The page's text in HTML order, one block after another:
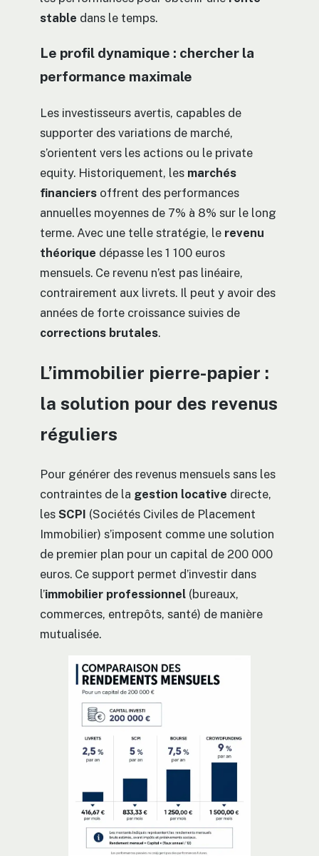
stable dans le temps.
Le profil dynamique : chercher la
performance maximale
Les investisseurs avertis, capables de
supporter des variations de marché,
s’orientent vers les actions ou le private
equity. Historiquement, les marchés
financiers offrent des performances
annuelles moyennes de 7% à 8% sur le long
terme. Avec une telle stratégie, le revenu
théorique dépasse les 1 100 euros
mensuels. Ce revenu n’est pas linéaire,
contrairement aux livrets. Il peut y avoir des
années de forte croissance suivies de
corrections brutales.
L’immobilier pierre-papier :
la solution pour des revenus
réguliers
Pour générer des revenus mensuels sans les
contraintes de la gestion locative directe,
les SCPI (Sociétés Civiles de Placement
Immobilier) s’imposent comme une solution
de premier plan pour un capital de 200 000
euros. Ce support permet d’investir dans
l’immobilier professionnel (bureaux,
commerces, entrepôts, santé) de manière
mutualisée.